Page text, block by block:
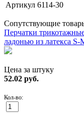
Артикул 6114-30
Сопутствующие
Перчатки
ладонью из латекса S-
Цена за штуку
52.02 руб.
Кол-во: